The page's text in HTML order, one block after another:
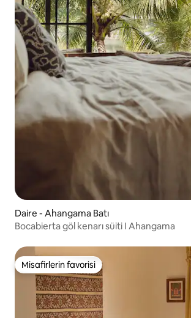
Daire - Ahangama Batı
Bocabierta göl kenarı süiti I Ahangama
Misafirlerin favorisi
Misafirlerin favorisi